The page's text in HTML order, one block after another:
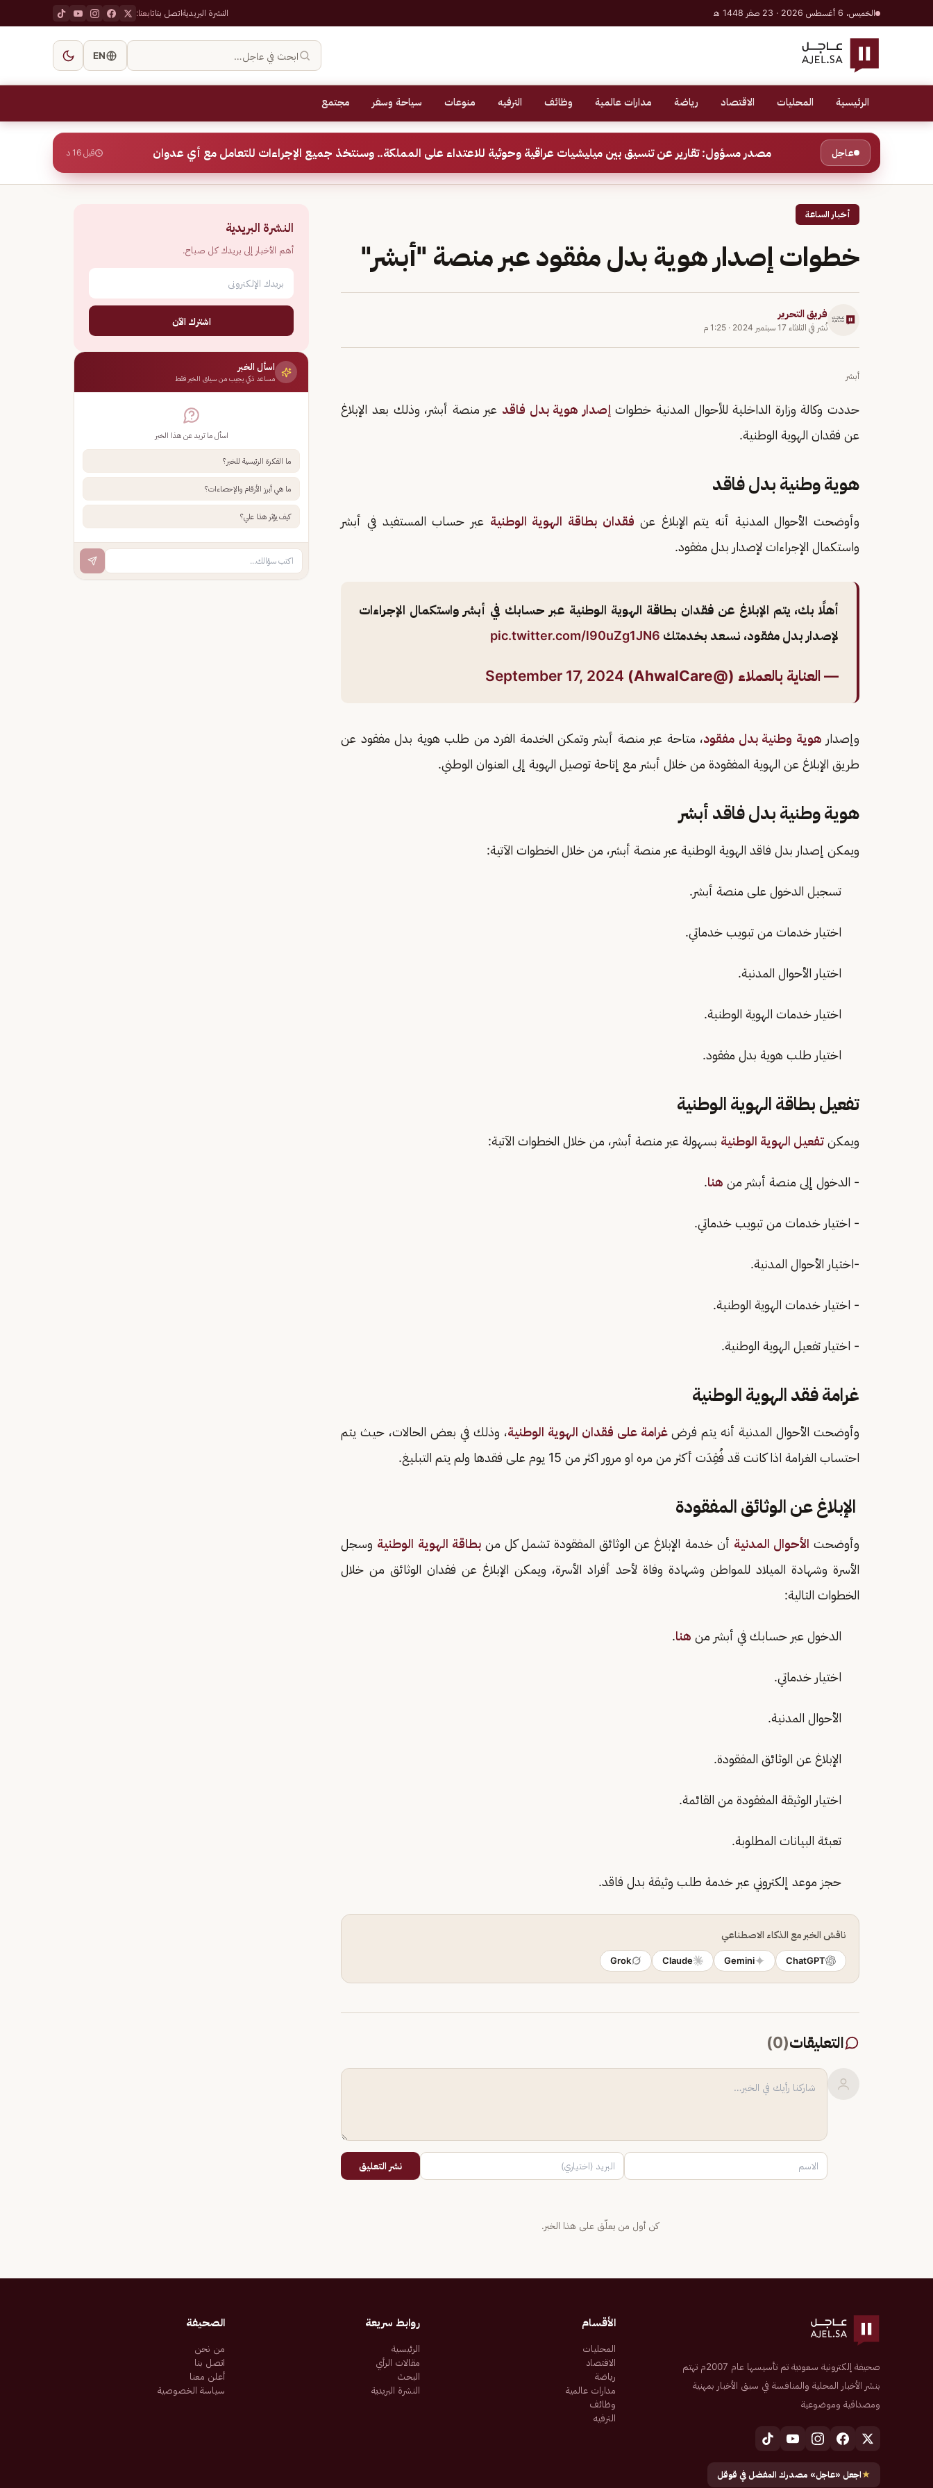
الخميس، 6 أغسطس 2026 · 23 صفر 1448 هـ النشرة البريديةاتصل بناتابعنا:
ابحث في عاجل… EN
الرئيسية المحليات الاقتصاد رياضة مدارات عالمية وظائف الترفيه منوعات سياحة وسفر مجتمع
عاجل مصدر مسؤول: تقارير عن تنسيق بين ميليشيات عراقية وحوثية للاعتداء على المملكة.. وسنتخذ جميع الإجراءات للتعامل مع أي عدوان قبل 16 د
أخبار الساعة
خطوات إصدار هوية بدل مفقود عبر منصة "أبشر"
فريق التحرير
نُشر في الثلاثاء 17 سبتمبر 2024 · 1:25 م
أبشر
حددت وكالة وزارة الداخلية للأحوال المدنية خطوات إصدار هوية بدل فاقد عبر منصة أبشر، وذلك بعد الإبلاغ
عن فقدان الهوية الوطنية.
هوية وطنية بدل فاقد
وأوضحت الأحوال المدنية أنه يتم الإبلاغ عن فقدان بطاقة الهوية الوطنية عبر حساب المستفيد في أبشر
واستكمال الإجراءات لإصدار بدل مفقود.
أهلًا بك، يتم الإبلاغ عن فقدان بطاقة الهوية الوطنية عبر حسابك في أبشر واستكمال الإجراءات
لإصدار بدل مفقود، نسعد بخدمتك pic.twitter.com/l90uZg1JN6
— العناية بالعملاء (@AhwalCare) September 17, 2024
وإصدار هوية وطنية بدل مفقود، متاحة عبر منصة أبشر وتمكن الخدمة الفرد من طلب هوية بدل مفقود عن
طريق الإبلاغ عن الهوية المفقودة من خلال أبشر مع إتاحة توصيل الهوية إلى العنوان الوطني.
هوية وطنية بدل فاقد أبشر
ويمكن إصدار بدل فاقد الهوية الوطنية عبر منصة أبشر، من خلال الخطوات الآتية:
تسجيل الدخول على منصة أبشر.
اختيار خدمات من تبويب خدماتي.
اختيار الأحوال المدنية.
اختيار خدمات الهوية الوطنية.
اختيار طلب هوية بدل مفقود.
تفعيل بطاقة الهوية الوطنية
ويمكن تفعيل الهوية الوطنية بسهولة عبر منصة أبشر، من خلال الخطوات الآتية:
- الدخول إلى منصة أبشر من هنا.
- اختيار خدمات من تبويب خدماتي.
-اختيار الأحوال المدنية.
- اختيار خدمات الهوية الوطنية.
- اختيار تفعيل الهوية الوطنية.
غرامة فقد الهوية الوطنية
وأوضحت الأحوال المدنية أنه يتم فرضغرامة على فقدان الهوية الوطنية، وذلك في بعض الحالات، حيث يتم
احتساب الغرامة اذا كانت قد فُقِدَت أكثر من مره او مرور اكثر من 15 يوم على فقدها ولم يتم التبليغ.
الإبلاغ عن الوثائق المفقودة
وأوضحت الأحوال المدنية أن خدمة الإبلاغ عن الوثائق المفقودة تشمل كل منبطاقة الهوية الوطنية وسجل
الأسرة وشهادة الميلاد للمواطن وشهادة وفاة لأحد أفراد الأسرة، ويمكن الإبلاغ عن فقدان الوثائق من خلال
الخطوات التالية:
الدخول عبر حسابك في أبشر من هنا.
اختيار خدماتي.
الأحوال المدنية.
الإبلاغ عن الوثائق المفقودة.
اختيار الوثيقة المفقودة من القائمة.
تعبئة البيانات المطلوبة.
حجز موعد إلكتروني عبر خدمة طلب وثيقة بدل فاقد.
ناقش الخبر مع الذكاء الاصطناعي
ChatGPT
Gemini
Claude
Grok
التعليقات(
0
)
نشر التعليق
كن أول من يعلّق على هذا الخبر.
النشرة البريدية
أهم الأخبار إلى بريدك كل صباح.
اشترك الآن
اسأل الخبر
مساعد ذكي يجيب من سياق الخبر فقط
اسأل ما تريد عن هذا الخبر
ما الفكرة الرئيسية للخبر؟
ما هي أبرز الأرقام والإحصاءات؟
كيف يؤثر هذا علي؟
صحيفة إلكترونية سعودية تم تأسيسها عام 2007م تهتم
بنشر الأخبار المحلية والمنافسة في سبق الأخبار بمهنية
ومصداقية وموضوعية
★اجعل «عاجل» مصدرك المفضل في قوقل
الأقسام
المحليات
الاقتصاد
رياضة
مدارات عالمية
وظائف
الترفيه
روابط سريعة
الرئيسية
مقالات الرأي
البحث
النشرة البريدية
الصحيفة
من نحن
اتصل بنا
أعلن معنا
سياسة الخصوصية